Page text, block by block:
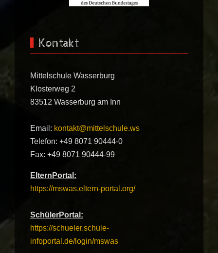
Kontakt
Mittelschule Wasserburg
Klosterweg 2
83512 Wasserburg am Inn
Email: kontakt@mittelschule.ws
Telefon: +49 8071 90444-0
Fax: +49 8071 90444-99
ElternPortal:
https://mswas.eltern-portal.org/
SchülerPortal:
https://schueler.schule-
infoportal.de/login/mswas